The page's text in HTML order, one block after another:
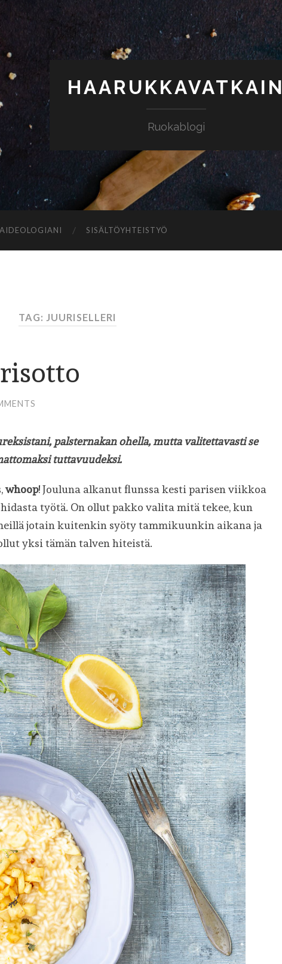
HAARUKKAVATKAIN
Ruokablogi
SISÄLTÖYHTEISTYÖ
TAG: JUURISELLERI
palsternakan ohella, mutta valitettavasti se
tuttavuudeksi.
whoop! Jouluna alkanut flunssa kesti parisen viikkoa
työtä. On ollut pakko valita mitä tekee, kun
jotain kuitenkin syöty tammikuunkin aikana ja
yksi tämän talven hiteistä.